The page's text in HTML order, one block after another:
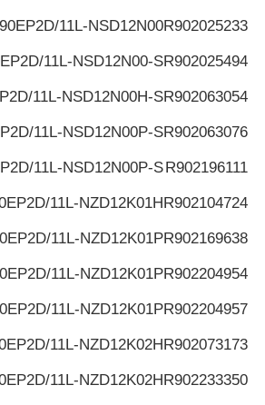
R902025233
11L-NSD12N00
R902025494
11L-NSD12N00-S
R902063054
11L-NSD12N00H-S
R902063076
11L-NSD12N00P-S
R902196111
11L-NSD12N00P-S
R902104724
11L-NZD12K01H
R902169638
11L-NZD12K01P
R902204954
11L-NZD12K01P
R902204957
11L-NZD12K01P
R902073173
11L-NZD12K02H
R902233350
11L-NZD12K02H